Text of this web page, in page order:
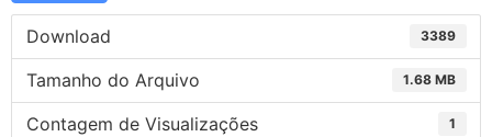
Download 3389
Tamanho do Arquivo 1.68 MB
Contagem de Visualizações 1